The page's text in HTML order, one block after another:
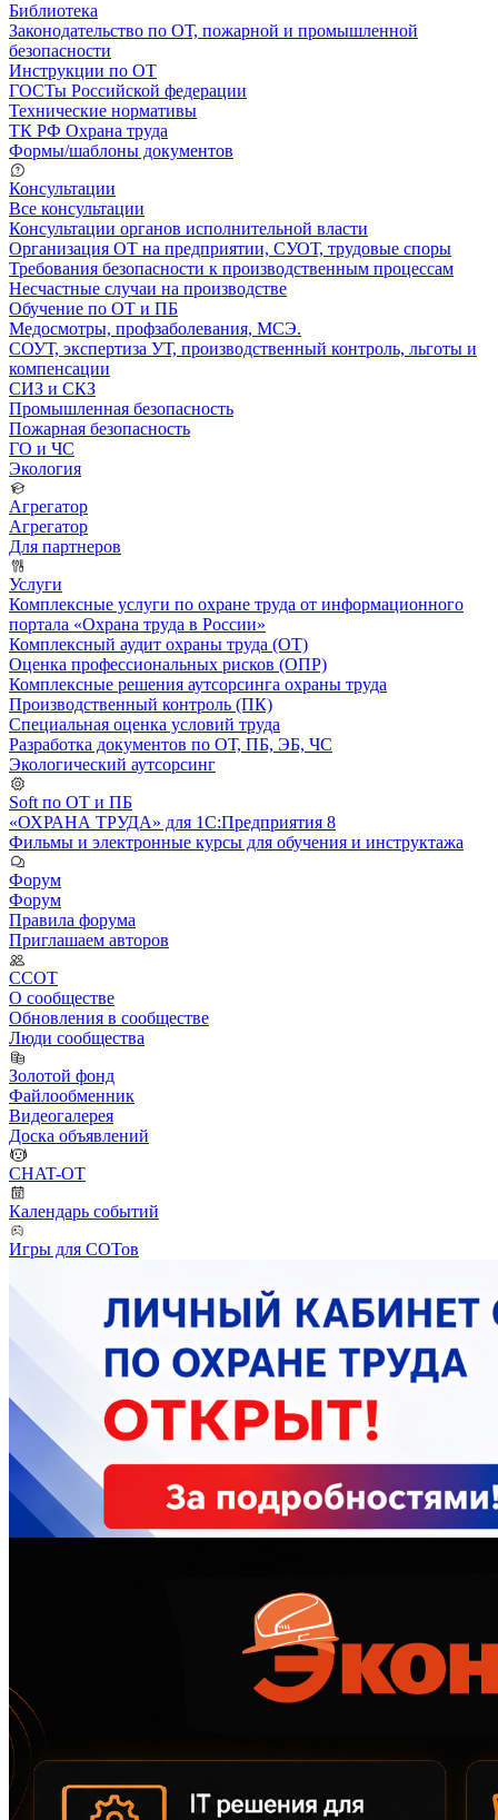
Библиотека
Законодательство по ОТ, пожарной и промышленной
безопасности
Инструкции по ОТ
ГОСТы Российской федерации
Технические нормативы
ТК РФ Охрана труда
Формы/шаблоны документов
Консультации
Все консультации
Консультации органов исполнительной власти
Организация ОТ на предприятии, СУОТ, трудовые споры
Требования безопасности к производственным процессам
Несчастные случаи на производстве
Обучение по ОТ и ПБ
Медосмотры, профзаболевания, МСЭ.
СОУТ, экспертиза УТ, производственный контроль, льготы и
компенсации
СИЗ и СКЗ
Промышленная безопасность
Пожарная безопасность
ГО и ЧС
Экология
Агрегатор
Агрегатор
Для партнеров
Услуги
Комплексные услуги по охране труда от информационного
портала «Охрана труда в России»
Комплексный аудит охраны труда (ОТ)
Оценка профессиональных рисков (ОПР)
Комплексные решения аутсорсинга охраны труда
Производственный контроль (ПК)
Специальная оценка условий труда
Разработка документов по ОТ, ПБ, ЭБ, ЧС
Экологический аутсорсинг
Soft по ОТ и ПБ
«ОХРАНА ТРУДА» для 1С:Предприятия 8
Фильмы и электронные курсы для обучения и инструктажа
Форум
Форум
Правила форума
Приглашаем авторов
ССОТ
О сообществе
Обновления в сообществе
Люди сообщества
Золотой фонд
Файлообменник
Видеогалерея
Доска объявлений
CHAT-OT
Календарь событий
Игры для СОТов